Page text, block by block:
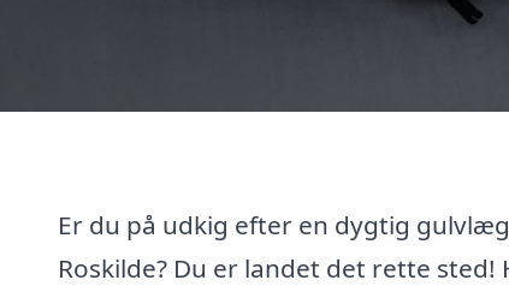
Er du på udkig efter en dygtig
Roskilde? Du er landet det rette sted!